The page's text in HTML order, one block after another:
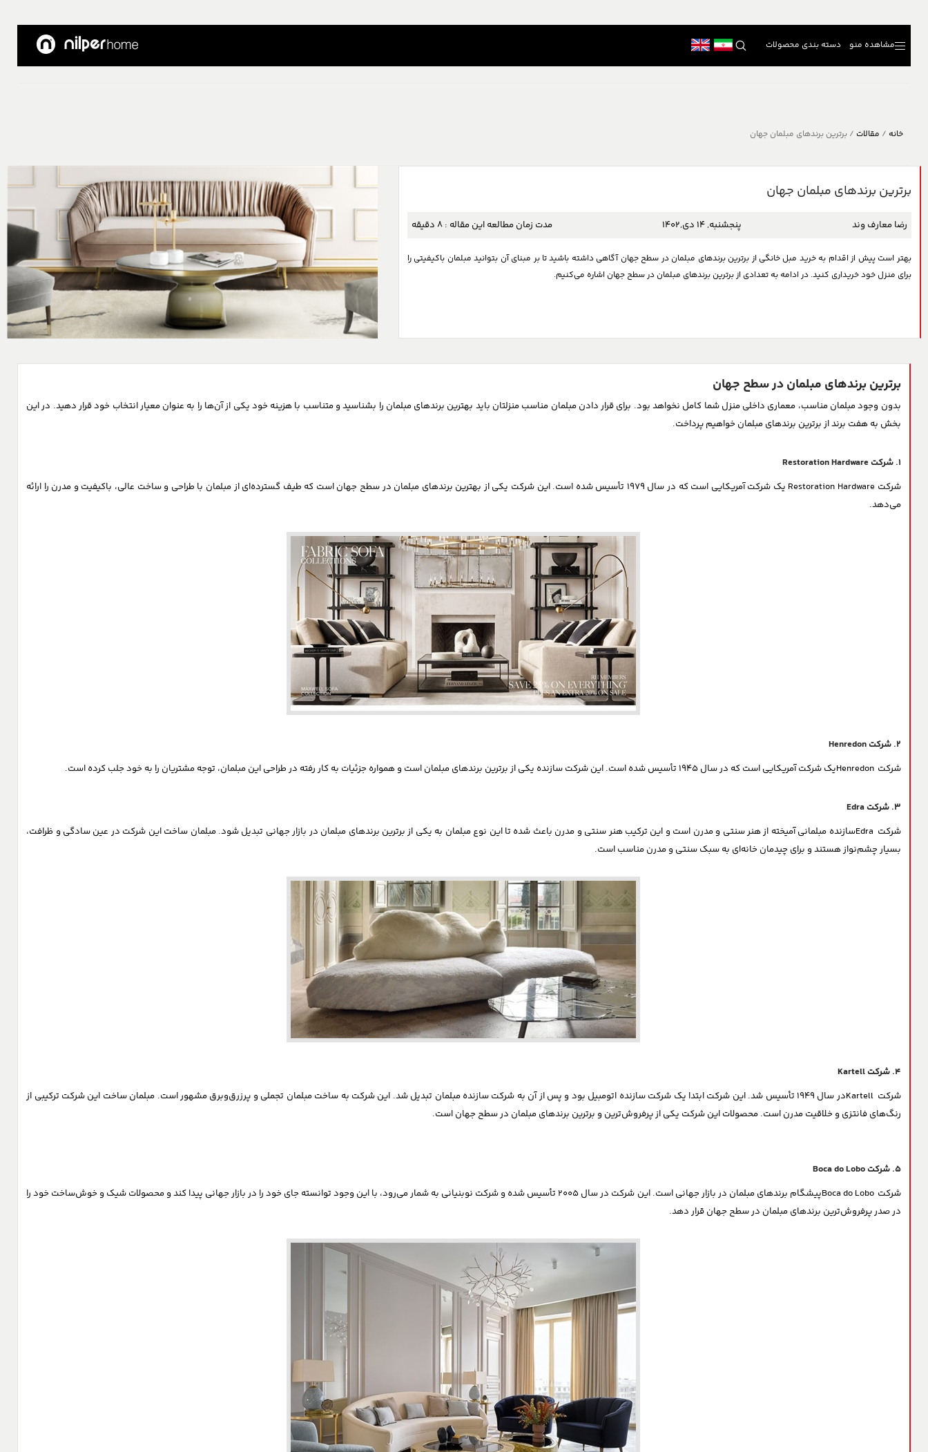
مشاهده منو دسته بندی محصولات
خانه درباره ما محصولات عاملین فروش و خدمات دانلود
راهنمای نصب محصولات
تماس با ما باشگاه مشتریان مقالات پورتال عاملین
خانه / مقالات / برترین برندهای مبلمان جهان
برترین برندهای مبلمان جهان
رضا معارف وند پنجشنبه, 14 دی,1402 مدت زمان مطالعه این مقاله :8 دقیقه
بهتر است پیش از اقدام به خرید مبل خانگی از برترین برندهای مبلمان در سطح جهان آگاهی داشته باشید تا بر مبنای آن بتوانید مبلمان باکیفیتی را
برای منزل خود خریداری کنید. در ادامه به تعدادی از برترین برندهای مبلمان در سطح جهان اشاره می‌کنیم.
برترین برندهای مبلمان در سطح جهان
بدون وجود مبلمان مناسب، معماری داخلی منزل شما کامل نخواهد بود. برای قرار دادن مبلمان مناسب منزلتان باید بهترین برندهای مبلمان را بشناسید و متناسب با هزینه خود یکی از آن‌ها را به عنوان معیار انتخاب خود قرار دهید. در این
بخش به هفت برند از برترین برندهای مبلمان خواهیم پرداخت.
۱. شرکت Restoration Hardware
شرکت Restoration Hardware یک شرکت آمریکایی است که در سال ۱۹۷۹ تأسیس شده است. این شرکت یکی از بهترین برندهای مبلمان در سطح جهان است که طیف گسترده‌ای از مبلمان با طراحی و ساخت عالی، باکیفیت و مدرن را ارائه
می‌دهد.
۲. شرکت Henredon
شرکت Henredonیک شرکت آمریکایی است که در سال ۱۹۴۵ تأسیس شده است. این شرکت سازنده یکی از برترین برندهای مبلمان است و همواره جزئیات به کار رفته در طراحی این مبلمان، توجه مشتریان را به خود جلب کرده است.
۳. شرکت Edra
شرکت Edraسازنده مبلمانی آمیخته از هنر سنتی و مدرن است و این ترکیب هنر سنتی و مدرن باعث شده تا این نوع مبلمان به یکی از برترین برندهای مبلمان در بازار جهانی تبدیل شود. مبلمان ساخت این شرکت در عین سادگی و ظرافت،
بسیار چشم‌نواز هستند و برای چیدمان خانه‌ای به سبک سنتی و مدرن مناسب است.
۴. شرکت Kartell
شرکت Kartellدر سال ۱۹۴۹ تأسیس شد. این شرکت ابتدا یک شرکت سازنده اتومبیل بود و پس از آن به شرکت سازنده مبلمان تبدیل شد. این شرکت به ساخت مبلمان تجملی و پرزرق‌وبرق مشهور است. مبلمان ساخت این شرکت ترکیبی از
رنگ‌های فانتزی و خلاقیت مدرن است. محصولات این شرکت یکی از پرفروش‌ترین و برترین برندهای مبلمان در سطح جهان است.
۵. شرکت Boca do Lobo
شرکت Boca do Loboپیشگام برندهای مبلمان در بازار جهانی است. این شرکت در سال ۲۰۰۵ تأسیس شده و شرکت نوبنیانی به شمار می‌رود، با این وجود توانسته جای خود را در بازار جهانی پیدا کند و محصولات شیک و خوش‌ساخت خود را
در صدر پرفروش‌ترین برندهای مبلمان در سطح جهان قرار دهد.